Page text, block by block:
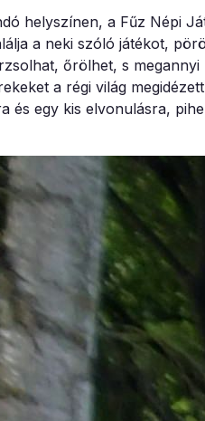
helyszínen, a Fűz Népi
a neki szóló játékot,
őrölhet, s megannyi
a régi világ
és egy kis elvonulásra,